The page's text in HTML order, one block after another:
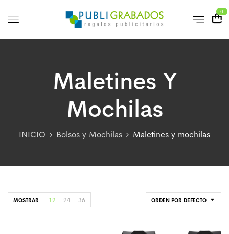
0
Maletines Y
Mochilas
INICIO Bolsos y Mochilas Maletines y mochilas
ORDEN POR DEFECTO
MOSTRAR 12 24 36